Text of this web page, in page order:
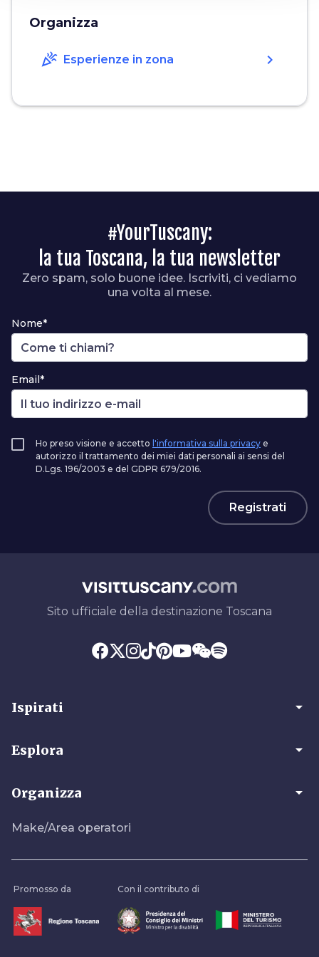
Organizza
celebration Esperienze in zona chevron_right
#YourTuscany:
la tua Toscana, la tua newsletter
Zero spam, solo buone idee. Iscriviti, ci vediamo
una volta al mese.
Nome*
Email*
Ho preso visione e accetto l'informativa sulla privacy e
autorizzo il trattamento dei miei dati personali ai sensi del
D.Lgs. 196/2003 e del GDPR 679/2016.
Registrati
Sito ufficiale della destinazione Toscana
Ispirati arrow_drop_down
Esplora arrow_drop_down
Organizza arrow_drop_down
Make/Area operatori
Promosso da Con il contributo di